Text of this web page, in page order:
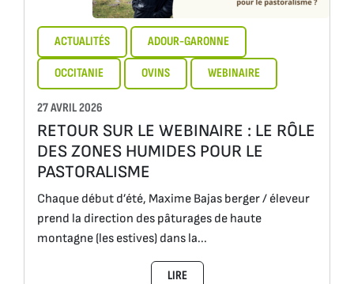
ACTUALITÉS ADOUR-GARONNE
OCCITANIE OVINS WEBINAIRE
27 AVRIL 2026
RETOUR SUR LE WEBINAIRE : LE RÔLE
DES ZONES HUMIDES POUR LE
PASTORALISME
Chaque début d’été, Maxime Bajas berger / éleveur
prend la direction des pâturages de haute
montagne (les estives) dans la...
LIRE